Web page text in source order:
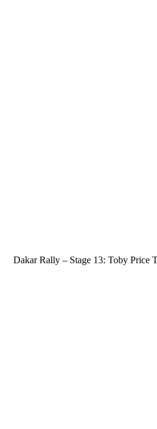
2016 Dakar Rally – Stage 13: Toby